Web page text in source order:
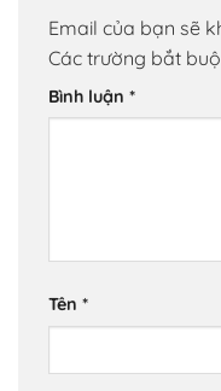
Email của bạn sẽ
Các trường bắt
Bình luận *
Tên *